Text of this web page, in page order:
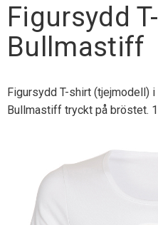
Figursydd
Bullmastiff
Figursydd T-shirt (tjejmodell)
Bullmastiff tryckt på bröstet.